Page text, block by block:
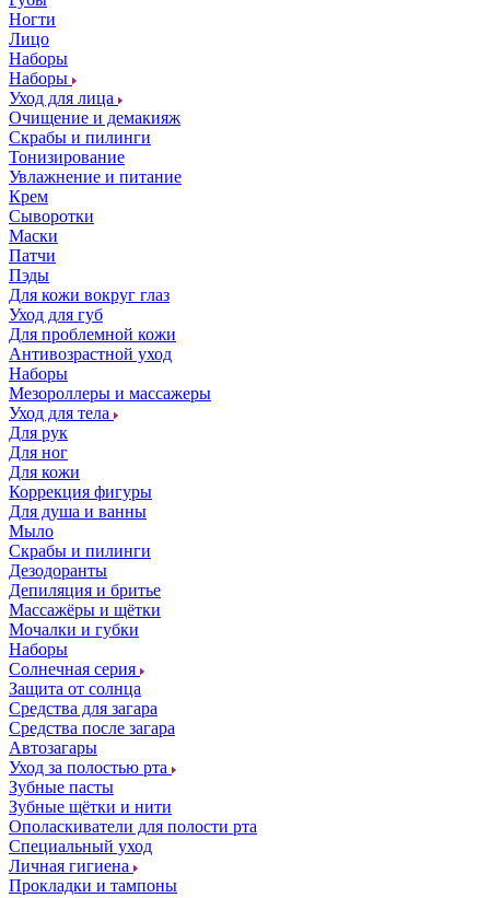
Ногти
Лицо
Наборы
Наборы
Уход для лица
Очищение и демакияж
Скрабы и пилинги
Тонизирование
Увлажнение и питание
Крем
Сыворотки
Маски
Патчи
Пэды
Для кожи вокруг глаз
Уход для губ
Для проблемной кожи
Антивозрастной уход
Наборы
Мезороллеры и массажеры
Уход для тела
Для рук
Для ног
Для кожи
Коррекция фигуры
Для душа и ванны
Мыло
Скрабы и пилинги
Дезодоранты
Депиляция и бритье
Массажёры и щётки
Мочалки и губки
Наборы
Солнечная серия
Защита от солнца
Средства для загара
Средства после загара
Автозагары
Уход за полостью рта
Зубные пасты
Зубные щётки и нити
Ополаскиватели для полости рта
Специальный уход
Личная гигиена
Прокладки и тампоны